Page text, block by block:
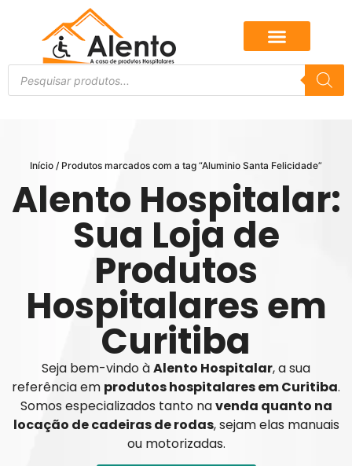
Início / Produtos marcados com a tag “Aluminio Santa Felicidade”
Alento Hospitalar:
Sua Loja de
Produtos
Hospitalares em
Curitiba
Seja bem-vindo àAlento Hospitalar, a sua
referência em produtos hospitalares em Curitiba.
Somos especializados tanto navenda quanto na
locação de cadeiras de rodas, sejam elas manuais
ou motorizadas.